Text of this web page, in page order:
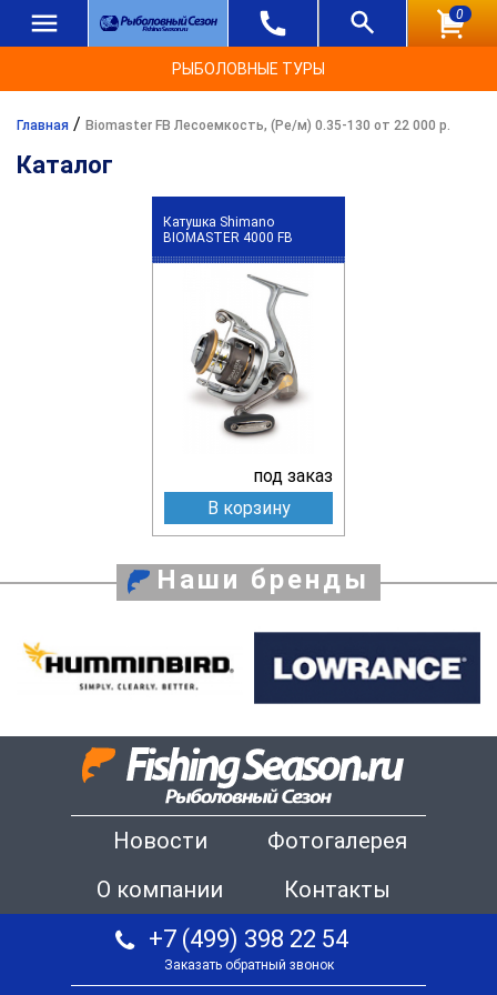
0
РЫБОЛОВНЫЕ ТУРЫ
Главная / Biomaster FB Лесоемкость, (Ре/м) 0.35-130 от 22 000 р.
Каталог
Катушка Shimano
BIOMASTER 4000 FB
под заказ
В корзину
Наши бренды
Новости
Фотогалерея
О компании
Контакты
+7 (499) 398 22 54
Заказать обратный звонок